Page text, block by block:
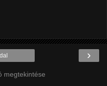
›
megtekintése